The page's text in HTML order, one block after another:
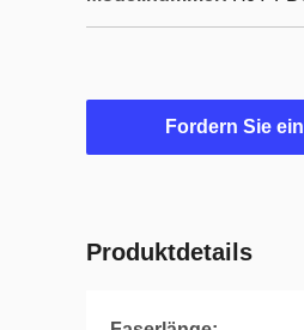
Fordern Sie
Produktdetails